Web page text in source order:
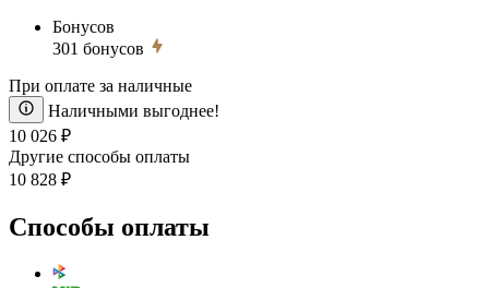
Бонусов
301 бонусов
При оплате за наличные
Наличными выгоднее!
10 026 ₽
Другие способы оплаты
10 828 ₽
Способы оплаты